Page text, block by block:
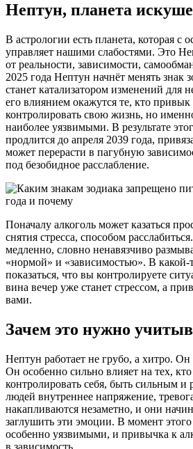
Нептун, планета
В астрологии есть планета, которая с
управляет нашими слабостями. Это
от реальности, зависимости,
2025 года Нептун начнёт менять знак
станет катализатором изменений для
его влиянием окажутся те, кто
контролировать свою жизнь, но
наиболее уязвимыми. В результате
продлится до апреля 2039 года,
может перерасти в пагубную
под безобидное расслабление.
Поначалу алкоголь может казаться
снятия стресса, способом
медленно, словно ненавязчиво
«нормой» и «зависимостью». В
показаться, что вы контролируете
вина вечер уже станет стрессом, а
вами.
Зачем это нужно
Нептун работает не грубо, а хитро. Он
Он особенно сильно влияет на тех,
контролировать себя, быть сильным
людей внутреннее напряжение,
накапливаются незаметно, и они
заглушить эти эмоции. В момент
особенно уязвимыми, и привычка к